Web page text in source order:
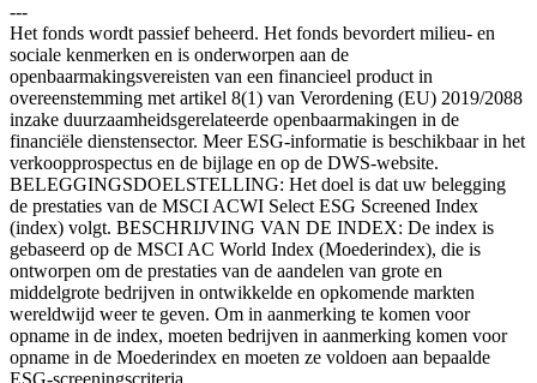
---
Het fonds wordt passief beheerd. Het fonds bevordert milieu- en
sociale kenmerken en is onderworpen aan de
openbaarmakingsvereisten van een financieel product in
overeenstemming met artikel 8(1) van Verordening (EU) 2019/2088
inzake duurzaamheidsgerelateerde openbaarmakingen in de
financiële dienstensector. Meer ESG-informatie is beschikbaar in het
verkoopprospectus en de bijlage en op de DWS-website.
BELEGGINGSDOELSTELLING: Het doel is dat uw belegging
de prestaties van de MSCI ACWI Select ESG Screened Index
(index) volgt. BESCHRIJVING VAN DE INDEX: De index is
gebaseerd op de MSCI AC World Index (Moederindex), die is
ontworpen om de prestaties van de aandelen van grote en
middelgrote bedrijven in ontwikkelde en opkomende markten
wereldwijd weer te geven. Om in aanmerking te komen voor
opname in de index, moeten bedrijven in aanmerking komen voor
opname in de Moederindex en moeten ze voldoen aan bepaalde